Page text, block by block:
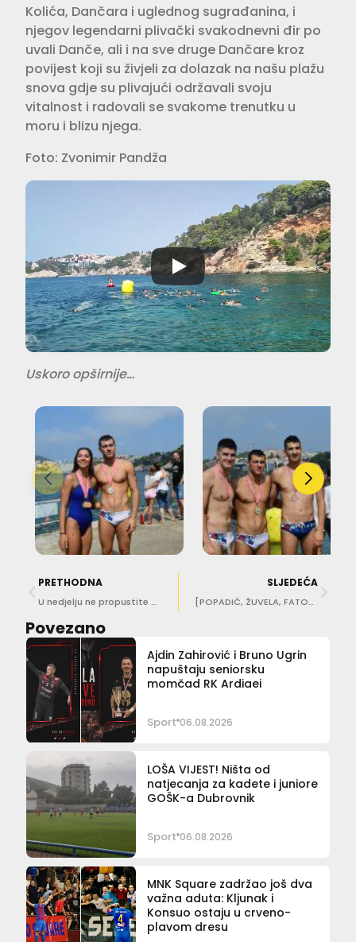
Kolića, Dančara i uglednog sugrađanina, i
njegov legendarni plivački svakodnevni đir po
uvali Danče, ali i na sve druge Dančare kroz
povijest koji su živjeli za dolazak na našu plažu
snova gdje su plivajući održavali svoju
vitalnost i radovali se svakome trenutku u
moru i blizu njega.
Foto: Zvonimir Pandža
Uskoro opširnije…
PRETHODNA
U nedjelju ne propustite prvi Turnir župskih ekipa u vaterpolu, igrat će se za Gogu Knego
SLJEDEĆA
[POPADIĆ, ŽUVELA, FATOVIĆ…] Ovo su Barakude na koje izbornik Tucak računa na Europskom prvenstvu!
Povezano
Ajdin Zahirović i Bruno Ugrin
napuštaju seniorsku
momčad RK Ardiaei
Sport 06.08.2026
LOŠA VIJEST! Ništa od
natjecanja za kadete i juniore
GOŠK-a Dubrovnik
Sport 06.08.2026
MNK Square zadržao još dva
važna aduta: Kljunak i
Konsuo ostaju u crveno-
plavom dresu